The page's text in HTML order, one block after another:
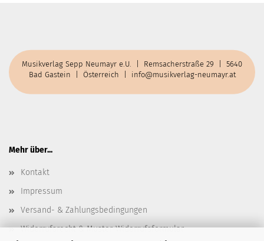
Musikverlag Sepp Neumayr e.U. | Remsacherstraße 29 | 5640
Bad Gastein | Österreich |
info@musikverlag-neumayr.at
Mehr über...
Kontakt
Impressum
Versand- & Zahlungsbedingungen
Widerrufsrecht & Muster-Widerrufsformular